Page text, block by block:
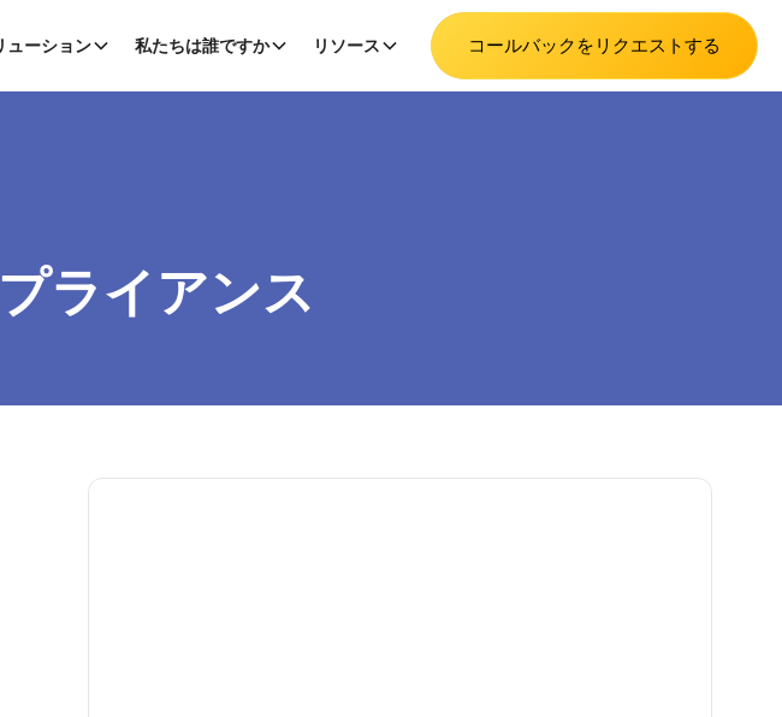
ューション 私たちは誰ですか リソース コールバックをリクエストする
ライアンス